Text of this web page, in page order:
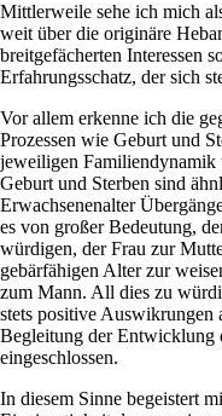
Mittlerweile sehe ich mich
weit über die originäre
breitgefächerten Interessen
Erfahrungsschatz, der sich
Vor allem erkenne ich die
Prozessen wie Geburt und
jeweiligen Familiendynamik
Geburt und Sterben sind
Erwachsenenalter
es von großer Bedeutung,
würdigen, der Frau zur
gebärfähigen Alter zur
zum Mann. All dies zu
stets positive Auswikrungen
Begleitung der Entwicklung
eingeschlossen.
In diesem Sinne begeistert